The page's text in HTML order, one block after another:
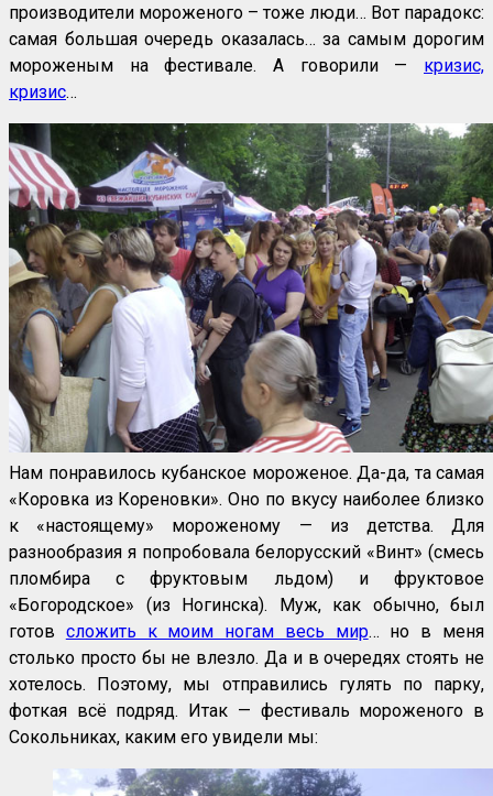
производители мороженого – тоже люди… Вот парадокс:
самая большая очередь оказалась… за самым дорогим
мороженым на фестивале. А говорили — кризис,
кризис…
Нам понравилось кубанское мороженое. Да-да, та самая
«Коровка из Кореновки». Оно по вкусу наиболее близко
к «настоящему» мороженому — из детства. Для
разнообразия я попробовала белорусский «Винт» (смесь
пломбира с фруктовым льдом) и фруктовое
«Богородское» (из Ногинска). Муж, как обычно, был
готов сложить к моим ногам весь мир… но в меня
столько просто бы не влезло. Да и в очередях стоять не
хотелось. Поэтому, мы отправились гулять по парку,
фоткая всё подряд. Итак — фестиваль мороженого в
Сокольниках, каким его увидели мы: